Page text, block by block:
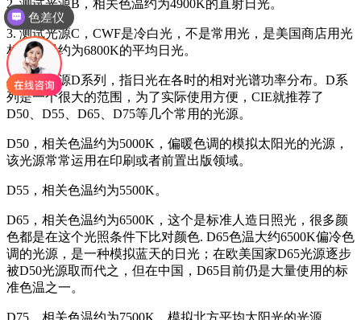
2. 测试光源B，相关色温约为4900K的直射日光。
3. 测试光源C，CWF是冷白光，不是常用光，是美国商店用光
相关色温约为6800K的平均日光。
4. 测试光源D系列，指日光在各时的相对光谱功率分布。D系
列是一个很大的范围，为了实际使用方便，CIE就推荐了
D50、D55、D65、D75等几个常用的光源。
D50，相关色温约为5000K，偏暖色调的模拟太阳光的光源，
该光源常常运用在印刷或者前置出版领域。
D55，相关色温约为5500K。
D65，相关色温约为6500K，这个是标准人造日照光，很多颜
色都是在这个光照条件下比对颜色. D65色温大约6500K偏冷色
调的光源，是一种模拟蓝天的日光；在欧美国家D65光源逐步
被D50光源取而代之，但在中国，D65目前仍是大量使用的标
准色温之一。
色差仪